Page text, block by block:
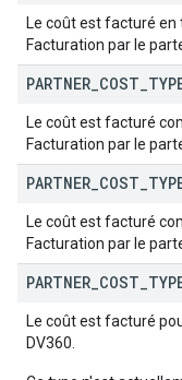
Le coût est facturé en
Facturation par le
PARTNER COST
Le coût est facturé
Facturation par le
PARTNER COST
Le coût est facturé
Facturation par le
PARTNER COST
Le coût est facturé
DV360.